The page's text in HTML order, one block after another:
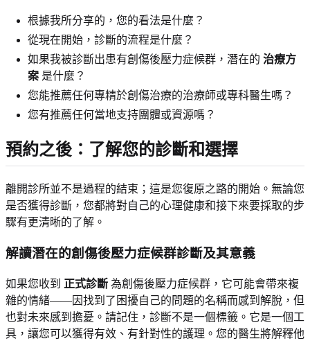
根據我所分享的，您的看法是什麼？
從現在開始，診斷的流程是什麼？
如果我被診斷出患有創傷後壓力症候群，潛在的 治療方
案 是什麼？
您能推薦任何專精於創傷治療的治療師或專科醫生嗎？
您有推薦任何當地支持團體或資源嗎？
預約之後：了解您的診斷和選擇
離開診所並不是過程的結束；這是您復原之路的開始。無論您
是否獲得診斷，您都將對自己的心理健康和接下來要採取的步
驟有更清晰的了解。
解讀潛在的創傷後壓力症候群診斷及其意義
如果您收到 正式診斷 為創傷後壓力症候群，它可能會帶來複
雜的情緒——因找到了困擾自己的問題的名稱而感到解脫，但
也對未來感到擔憂。請記住，診斷不是一個標籤。它是一個工
具，讓您可以獲得有效、有針對性的護理。您的醫生將解釋他